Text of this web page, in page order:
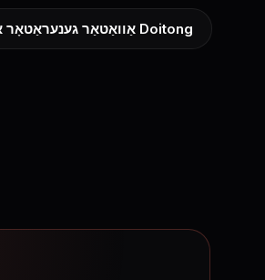
AI אַוואַטאַר גענעראַטאָר אויף Doitong